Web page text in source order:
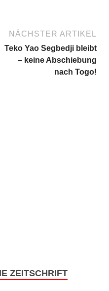
NÄCHSTER ARTIKEL
Teko Yao Segbedji bleibt
– keine Abschiebung
nach Togo!
ZEITSCHRIFT